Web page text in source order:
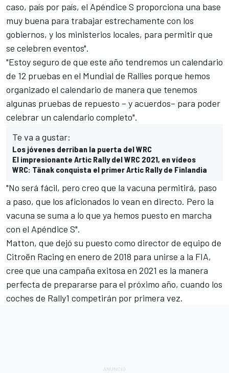
caso, país por país, el Apéndice S proporciona una base
muy buena para trabajar estrechamente con los
gobiernos, y los ministerios locales, para permitir que
se celebren eventos".
"Estoy seguro de que este año tendremos un calendario
de 12 pruebas en el Mundial de Rallies porque hemos
organizado el calendario de manera que tenemos
algunas pruebas de repuesto – y acuerdos– para poder
celebrar un calendario completo".
Te va a gustar:
Los jóvenes derriban la puerta del WRC
El impresionante Artic Rally del WRC 2021, en vídeos
WRC: Tänak conquista el primer Artic Rally de Finlandia
"No será fácil, pero creo que la vacuna permitirá, paso
a paso, que los aficionados lo vean en directo. Pero la
vacuna se suma a lo que ya hemos puesto en marcha
con el Apéndice S".
Matton, que dejó su puesto como director de equipo de
Citroën Racing en enero de 2018 para unirse a la FIA,
cree que una campaña exitosa en 2021 es la manera
perfecta de prepararse para el próximo año, cuando los
coches de Rally1 competirán por primera vez.